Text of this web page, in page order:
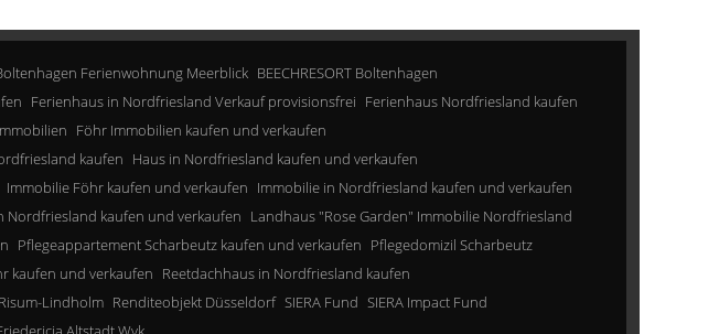
Boltenhagen Ferienwohnung Meerblick BEECHRESORT Boltenhagen
Ferienhaus in Nordfriesland Verkauf provisionsfrei Ferienhaus Nordfriesland kaufen
Föhr Immobilien kaufen und verkaufen
kaufen Haus in Nordfriesland kaufen und verkaufen
Immobilie Föhr kaufen und verkaufen Immobilie in Nordfriesland kaufen und verkaufen
Nordfriesland kaufen und verkaufen Landhaus "Rose Garden" Immobilie Nordfriesland
Pflegeappartement Scharbeutz kaufen und verkaufen Pflegedomizil Scharbeutz
kaufen und verkaufen Reetdachhaus in Nordfriesland kaufen
Lindholm Renditeobjekt Düsseldorf SIERA Fund SIERA Impact Fund